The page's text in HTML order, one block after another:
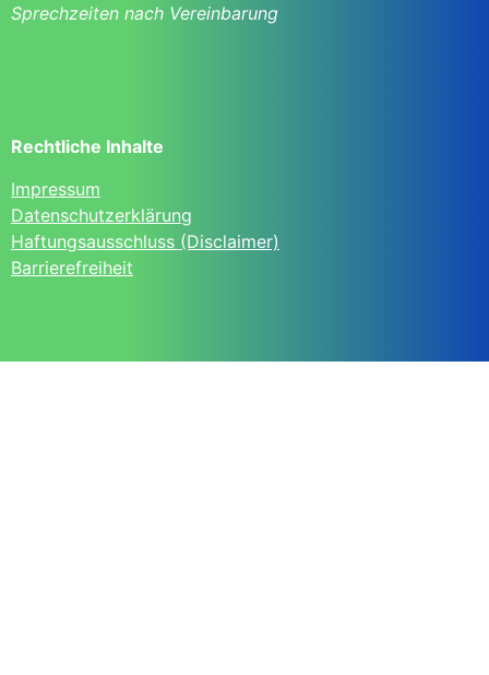
Sprechzeiten nach Vereinbarung
Rechtliche Inhalte
Impressum
Datenschutzerklärung
Haftungsausschluss (Disclaimer)
Barrierefreiheit